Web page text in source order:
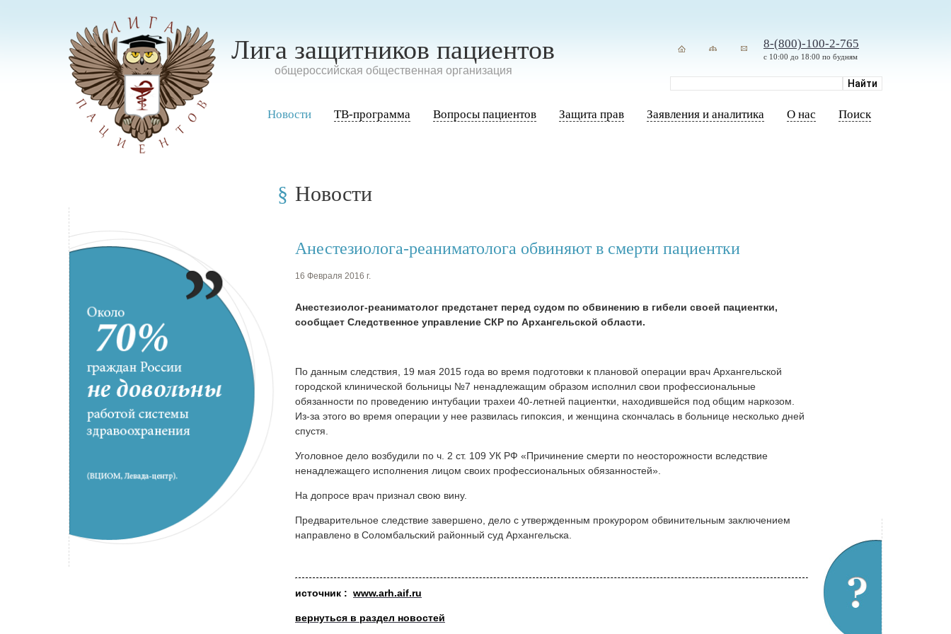
Лига защитников пациентов
oбщероссийская общественная организация
8-(800)-100-2-765
с 10:00 до 18:00 по будням
Новости ТВ-программа Вопросы пациентов Защита прав Заявления и аналитика О нас Поиск
Новости
Анестезиолога-реаниматолога обвиняют в смерти пациентки
16 Февраля 2016 г.
Анестезиолог-реаниматолог предстанет перед судом по обвинению в гибели своей пациентки,
сообщает Следственное управление СКР по Архангельской области.
По данным следствия, 19 мая 2015 года во время подготовки к плановой операции врач Архангельской
городской клинической больницы №7 ненадлежащим образом исполнил свои профессиональные
обязанности по проведению интубации трахеи 40-летней пациентки, находившейся под общим наркозом.
Из-за этого во время операции у нее развилась гипоксия, и женщина скончалась в больнице несколько дней
спустя.
Уголовное дело возбудили по ч. 2 ст. 109 УК РФ «Причинение смерти по неосторожности вследствие
ненадлежащего исполнения лицом своих профессиональных обязанностей».
На допросе врач признал свою вину.
Предварительное следствие завершено, дело с утвержденным прокурором обвинительным заключением
направлено в Соломбальский районный суд Архангельска.
источник : www.arh.aif.ru
вернуться в раздел новостей